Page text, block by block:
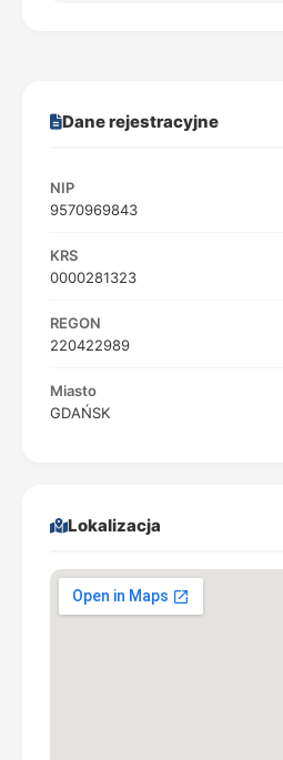
Dane rejestracyjne
NIP
9570969843
KRS
0000281323
REGON
220422989
Miasto
GDAŃSK
Lokalizacja